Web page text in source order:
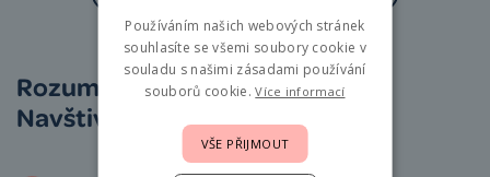
Zásady zpracování osobních údajů
Rozumíme vám i miminkům.
Navštivte nás osobně!
Používáním našich webových stránek
souhlasíte se všemi soubory cookie v
souladu s našimi zásadami používání
souborů cookie.Více informací
VŠE PŘIJMOUT